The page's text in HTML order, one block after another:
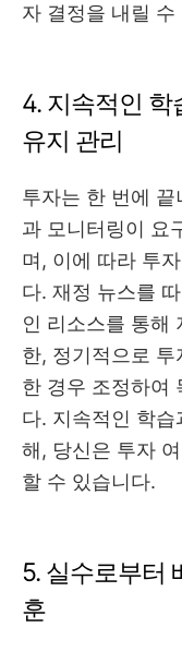
자 결정을 내릴 수
4. 지속적인 학
유지 관리
투자는 한 번에
과 모니터링이 요
며, 이에 따라 투
다. 재정 뉴스를
인 리소스를 통해
한, 정기적으로
한 경우 조정하여
다. 지속적인 학
해, 당신은 투자
할 수 있습니다.
5. 실수로부터
훈